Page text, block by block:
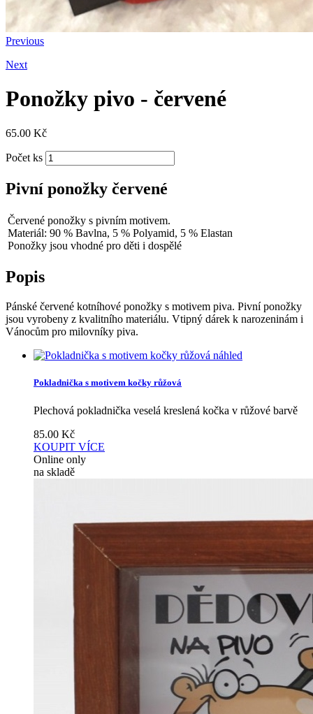
Previous
Next
Ponožky pivo - červené
65.00 Kč
Počet ks
Pivní ponožky červené
Červené ponožky s pivním motivem.
Materiál: 90 % Bavlna, 5 % Polyamid, 5 % Elastan
Ponožky jsou vhodné pro děti i dospělé
Popis
Pánské červené kotníhové ponožky s motivem piva. Pivní ponožky
jsou vyrobeny z kvalitního materiálu. Vtipný dárek k narozeninám i
Vánocům pro milovníky piva.
náhled
Pokladnička s motivem kočky růžová
Plechová pokladnička veselá kreslená kočka v růžové barvě
85.00 Kč
KOUPIT VÍCE
Online only
na skladě